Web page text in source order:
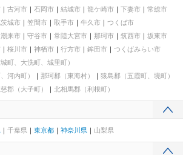
古河市 石岡市 結城市 龍ケ崎市 下妻市
常総市
城市 笠間市 取手市 牛久市
つくば市
潮来市 守谷市 常陸大宮市 那珂市 筑西市
坂東市
桜川市 神栖市 行方市 鉾田市
つくばみらい市
町、大洗町、城里町）
河内町）
那珂郡（東海村）
猿島郡（五霞町、境町）
郡（大子町） 北相馬郡（利根町）
千葉県 東京都 神奈川県 山梨県